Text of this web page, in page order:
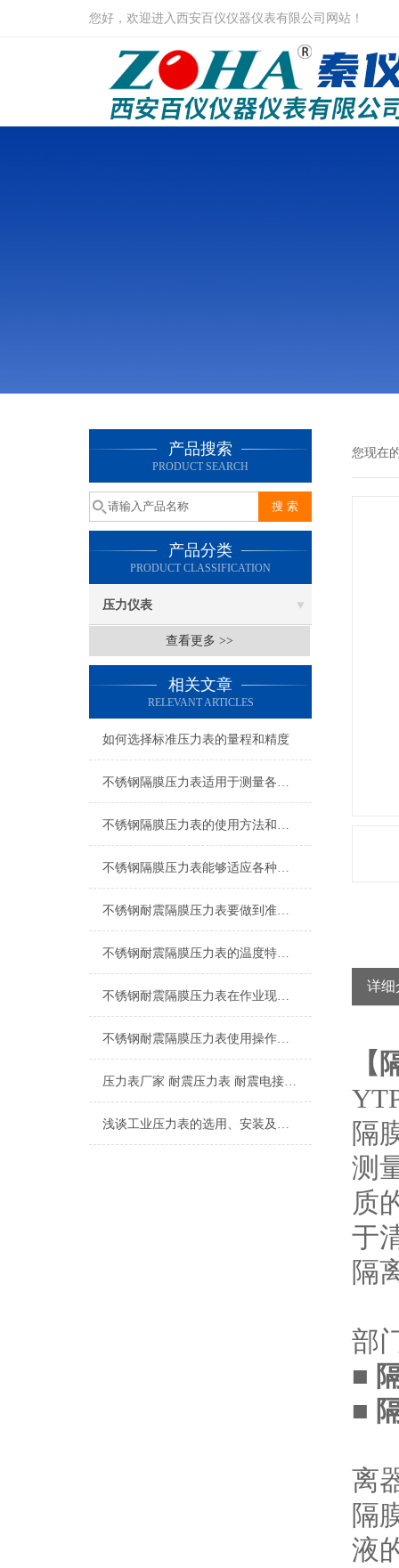
您好，欢迎进入西安百仪仪器仪表有限公司网站！
产品搜索
PRODUCT SEARCH
产品分类
PRODUCT CLASSIFICATION
压力仪表
查看更多 >>
相关文章
RELEVANT ARTICLES
如何选择标准压力表的量程和精度
不锈钢隔膜压力表适用于测量各种酸、碱等腐蚀性介质
不锈钢隔膜压力表的使用方法和维护保养方式
不锈钢隔膜压力表能够适应各种工作环境和介质
不锈钢耐震隔膜压力表要做到准确的测量压力，要知道正确的安装顺序
不锈钢耐震隔膜压力表的温度特性和耐蚀性都是我们需要了解清楚的
不锈钢耐震隔膜压力表在作业现场的温度情况有哪些要注意的点
不锈钢耐震隔膜压力表使用操作工作环境
压力表厂家 耐震压力表 耐震电接点压力表 隔膜压力表
浅谈工业压力表的选用、安装及使用注意事项
您现在
详细
【
隔
测
质
于
隔
部
■
■
离
隔
液